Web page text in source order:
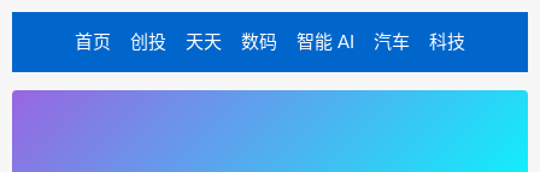
首页 创投 天天 数码 智能 AI 汽车 科技